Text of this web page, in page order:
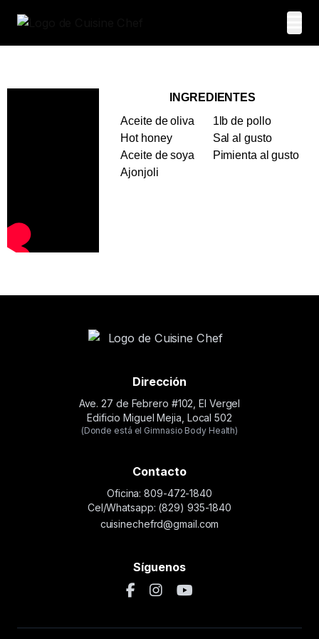
INGREDIENTES
Aceite de oliva
Hot honey
Aceite de soya
Ajonjoli
1lb de pollo
Sal al gusto
Pimienta al gusto
Dirección
Ave. 27 de Febrero #102, El Vergel
Edificio Miguel Mejia, Local 502
(Donde está el Gimnasio Body Health)
Contacto
Oficina: 809-472-1840
Cel/Whatsapp: (829) 935-1840
cuisinechefrd@gmail.com
Síguenos